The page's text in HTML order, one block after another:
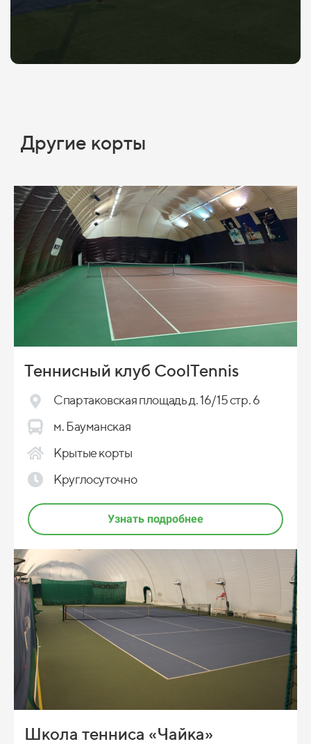
Другие корты
Теннисный клуб CoolTennis
Спартаковская площадь д. 16/15 стр. 6
м. Бауманская
Крытые корты
Круглосуточно
Узнать подробнее
Школа тенниса «Чайка»